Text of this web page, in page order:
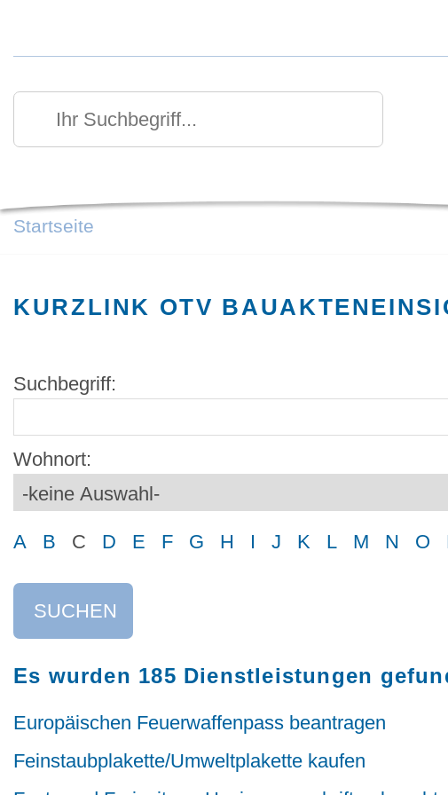
Ihr Suchbegriff
Suchen
Startseite
KURZLINK OTV
Suchbegriff:
Wohnort:
A B C D E F G H I J K L M N O
SUCHEN
Es wurden 185 Dienstleistungen
Europäischen Feuerwaffenpass beantragen
Feinstaubplakette/Umweltplakette kaufen